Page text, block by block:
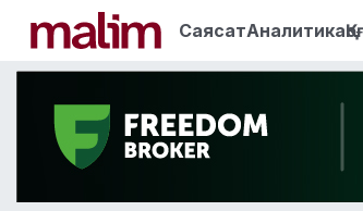
СаясатАналитика